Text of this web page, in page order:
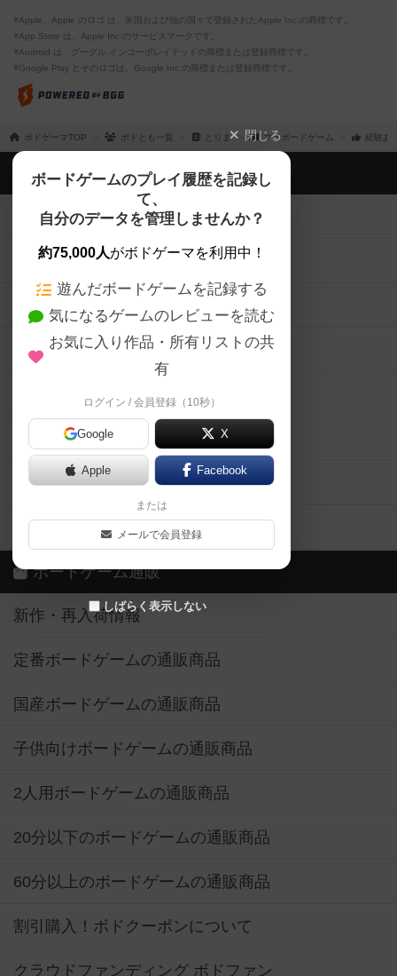
※Apple、Apple のロゴ は、米国および他の国々で登録されたApple Inc.の商標です。
※App Store は、Apple Inc.のサービスマークです。
※Android は、グーグル インコーポレイテッドの商標または登録商標です。
※Google Play とそのロゴは、Google Inc.の商標または登録商標です。
ボドゲーマTOP ボドとも一覧 とりま マイボードゲーム 経験あ
閉じる
ボードゲームのプレイ履歴を記録し
て、
自分のデータを管理しませんか？
約75,000人がボドゲーマを利用中！
遊んだボードゲームを記録する
気になるゲームのレビューを読む
お気に入り作品・所有リストの共
有
ログイン / 会員登録（10秒）
Google X
Apple Facebook
または
メールで会員登録
しばらく表示しない
ボドゲーマTOP
ボードゲームを検索する
ボードゲームの新着レビュー
ボードゲーム会情報
メカニクス特集
掲示板・トピックス
ボドとも・会員一覧
ボードゲーム業界コラム
ボドゲーマご利用案内
ボードゲーム通販
新作・再入荷情報
定番ボードゲームの通販商品
国産ボードゲームの通販商品
子供向けボードゲームの通販商品
2人用ボードゲームの通販商品
20分以下のボードゲームの通販商品
60分以上のボードゲームの通販商品
割引購入！ボドクーポンについて
クラウドファンディング ボドファン